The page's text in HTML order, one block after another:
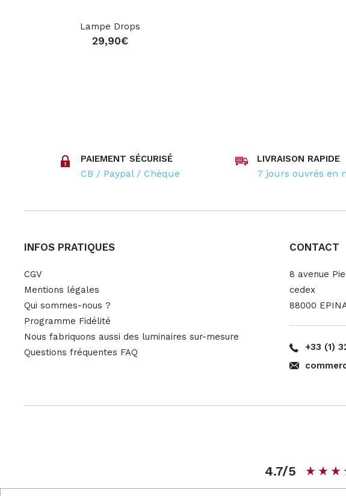
Lampe Drops
29,90€
PAIEMENT SÉCURISÉ
CB / Paypal / Chèque
LIVRAISON RAPIDE
7 jours ouvrés en
INFOS PRATIQUES
CGV
Mentions légales
Qui sommes-nous ?
Programme Fidélité
Nous fabriquons aussi des luminaires sur-mesure
Questions fréquentes FAQ
CONTACT
8 avenue
cedex
88000
+33 (1)
4.7/5 star_rate star_rate star_rate
star_rate star_rate star_rate